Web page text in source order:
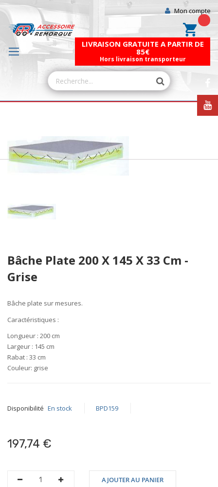
Mon compte
Mon
LIVRAISON GRATUITE A PARTIR DE
85€
Hors livraison transporteur
to
the
images
gallery
to
beginning
the
gallery
Bâche Plate 200 X 145 X 33 Cm -
Grise
Bâche plate sur mesures.
Caractéristiques :
Longueur : 200 cm
Largeur : 145 cm
Rabat : 33 cm
Couleur: grise
Disponibilité En stock BPD159
197,74 €
AJOUTER AU PANIER